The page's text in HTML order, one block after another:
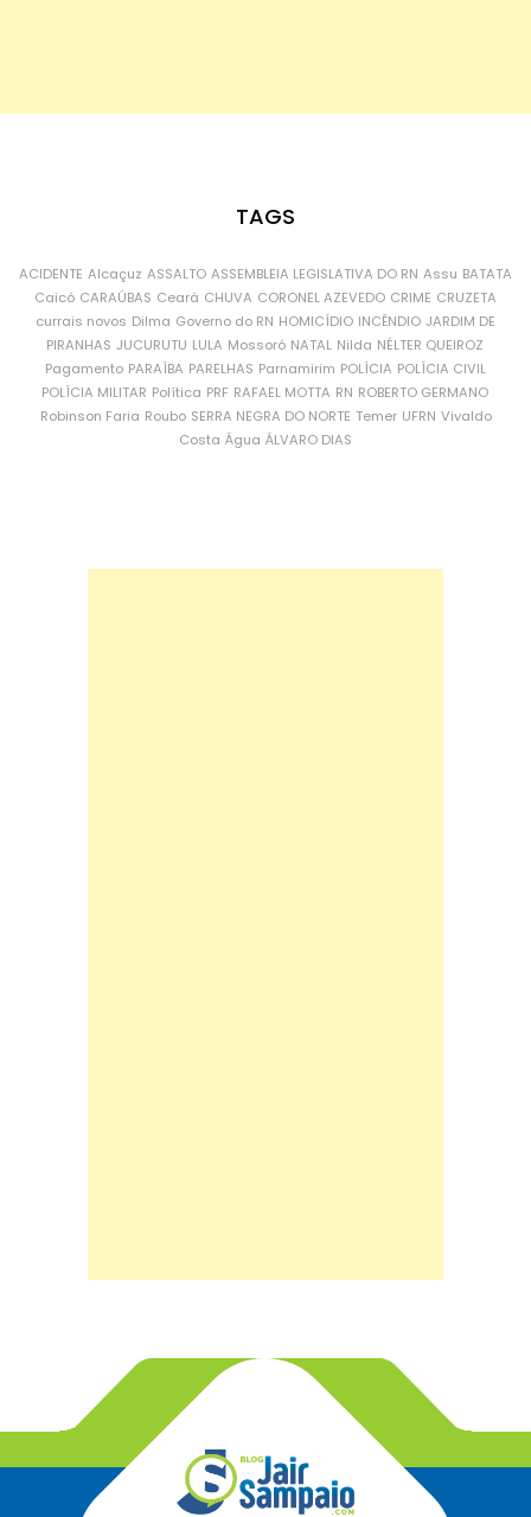
TAGS
ACIDENTE Alcaçuz ASSALTO ASSEMBLEIA LEGISLATIVA DO RN Assu BATATA
Caicó CARAÚBAS Ceará CHUVA CORONEL AZEVEDO CRIME CRUZETA
currais novos Dilma Governo do RN HOMICÍDIO INCÊNDIO JARDIM DE
PIRANHAS JUCURUTU LULA Mossoró NATAL Nilda NÉLTER QUEIROZ
Pagamento PARAÍBA PARELHAS Parnamirim POLÍCIA POLÍCIA CIVIL
POLÍCIA MILITAR Política PRF RAFAEL MOTTA RN ROBERTO GERMANO
Robinson Faria Roubo SERRA NEGRA DO NORTE Temer UFRN Vivaldo
Costa Água ÁLVARO DIAS